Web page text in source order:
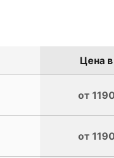
Цена
от
от